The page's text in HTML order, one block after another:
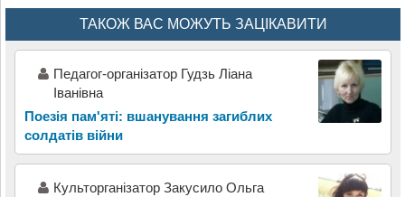
ТАКОЖ ВАС МОЖУТЬ ЗАЦІКАВИТИ
Педагог-організатор Гудзь Ліана
Іванівна
Поезія пам'яті: вшанування загиблих
солдатів війни
Культорганізатор Закусило Ольга